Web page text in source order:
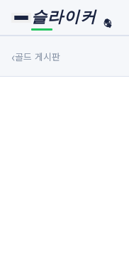
슬라이커 🏀
⚾
‹골드 게시판